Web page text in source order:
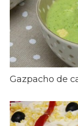
Gazpacho de